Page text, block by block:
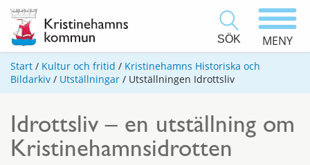
SÖK MENY
Start / Kultur och fritid / Kristinehamns Historiska och
Bildarkiv / Utställningar / Utställningen Idrottsliv
Idrottsliv – en utställning om
Kristinehamnsidrotten